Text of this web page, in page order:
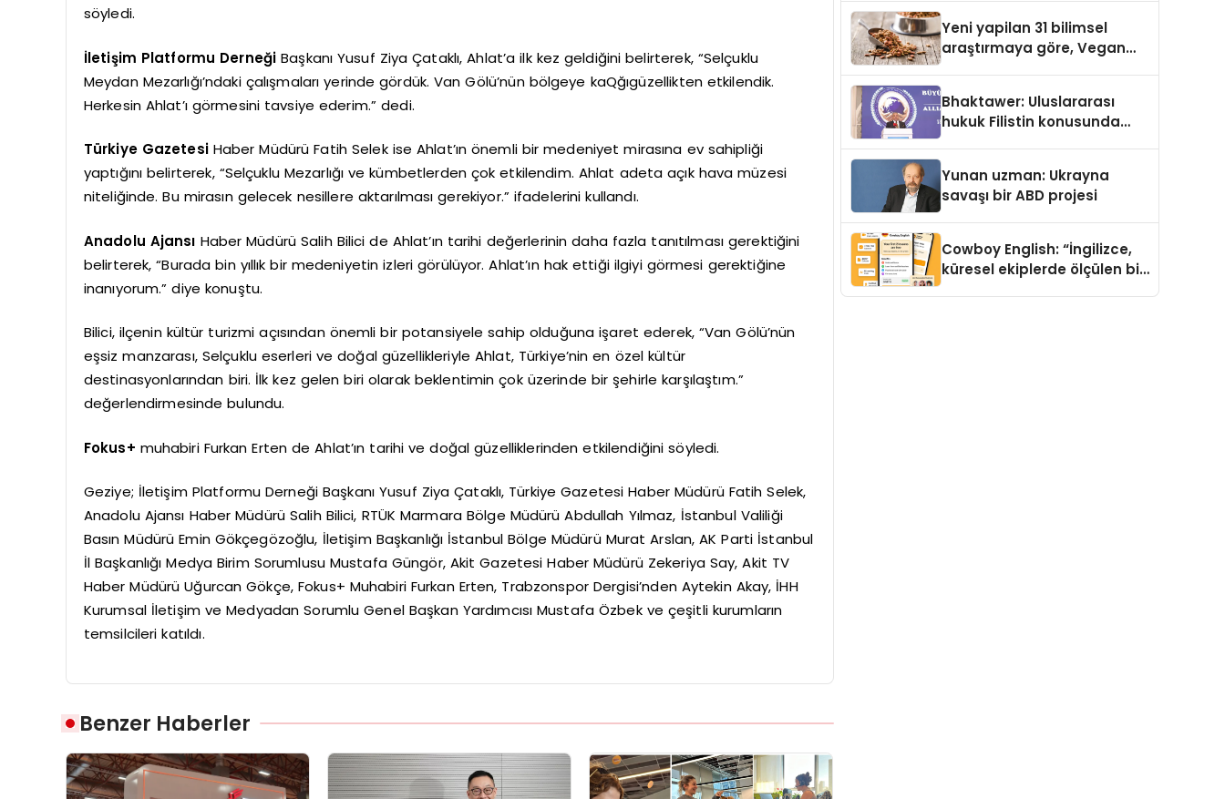
söyledi.
İletişim Platformu DerneğiBaşkanı Yusuf Ziya Çataklı, Ahlat’a ilk kez geldiğini belirterek, “Selçuklu
Meydan Mezarlığı’ndaki çalışmaları yerinde gördük. Van Gölü’nün bölgeye kaQğıgüzellikten etkilendik.
Herkesin Ahlat’ı görmesini tavsiye ederim.” dedi.
Türkiye GazetesiHaber Müdürü Fatih Selek ise Ahlat’ın önemli bir medeniyet mirasına ev sahipliği
yaptığını belirterek, “Selçuklu Mezarlığı ve kümbetlerden çok etkilendim. Ahlat adeta açık hava müzesi
niteliğinde. Bu mirasın gelecek nesillere aktarılması gerekiyor.” ifadelerini kullandı.
Anadolu Ajansı Haber Müdürü Salih Bilici de Ahlat’ın tarihi değerlerinin daha fazla tanıtılması gerektiğini
belirterek, “Burada bin yıllık bir medeniyetin izleri görülüyor. Ahlat’ın hak ettiği ilgiyi görmesi gerektiğine
inanıyorum.” diye konuştu.
Bilici, ilçenin kültür turizmi açısından önemli bir potansiyele sahip olduğuna işaret ederek, “Van Gölü’nün
eşsiz manzarası, Selçuklu eserleri ve doğal güzellikleriyle Ahlat, Türkiye’nin en özel kültür
destinasyonlarından biri. İlk kez gelen biri olarak beklentimin çok üzerinde bir şehirle karşılaştım.”
değerlendirmesinde bulundu.
Fokus+ muhabiri Furkan Erten de Ahlat’ın tarihi ve doğal güzelliklerinden etkilendiğini söyledi.
Geziye; İletişim Platformu Derneği Başkanı Yusuf Ziya Çataklı, Türkiye Gazetesi Haber Müdürü Fatih Selek,
Anadolu Ajansı Haber Müdürü Salih Bilici, RTÜK Marmara Bölge Müdürü Abdullah Yılmaz, İstanbul Valiliği
Basın Müdürü Emin Gökçegözoğlu, İletişim Başkanlığı İstanbul Bölge Müdürü Murat Arslan, AK Parti İstanbul
İl Başkanlığı Medya Birim Sorumlusu Mustafa Güngör, Akit Gazetesi Haber Müdürü Zekeriya Say, Akit TV
Haber Müdürü Uğurcan Gökçe, Fokus+ Muhabiri Furkan Erten, Trabzonspor Dergisi’nden Aytekin Akay, İHH
Kurumsal İletişim ve Medyadan Sorumlu Genel Başkan Yardımcısı Mustafa Özbek ve çeşitli kurumların
temsilcileri katıldı.
Benzer Haberler
Yeni yapilan 31 bilimsel
araştırmaya göre, Vegan
Sindirildiğini Ortaya Koydu
Bhaktawer: Uluslararası
hukuk Filistin konusunda
Yunan uzman: Ukrayna
savaşı bir ABD projesi
Cowboy English: “İngilizce,
küresel ekiplerde ölçülen bir